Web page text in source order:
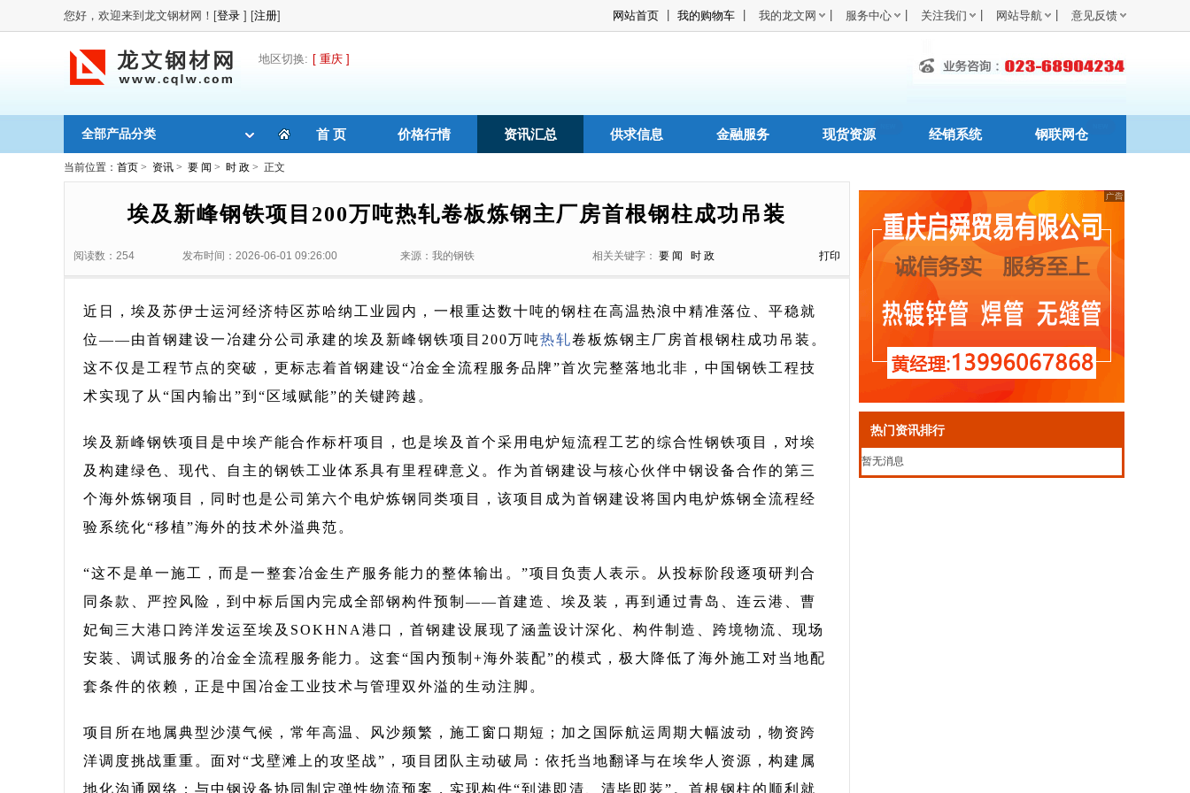
您好，欢迎来到龙文钢材网！[登录 ] [注册] 网站首页 我的购物车 我的龙文网 服务中心 关注我们 网站导航 意见反馈
地区切换: [ 重庆 ]
全部产品分类 首 页 价格行情 资讯汇总 供求信息 金融服务 现货资源 经销系统 钢联网仓
当前位置： 首页 > 资讯 > 要 闻 > 时 政 > 正文
埃及新峰钢铁项目200万吨热轧卷板炼钢主厂房首根钢柱成功吊装
阅读数：254 发布时间：2026-06-01 09:26:00 来源：我的钢铁 相关关键字： 要 闻 时 政 打印
近日，埃及苏伊士运河经济特区苏哈纳工业园内，一根重达数十吨的钢柱在高温热浪中精准落位、平稳就
位——由首钢建设一冶建分公司承建的埃及新峰钢铁项目200万吨热轧卷板炼钢主厂房首根钢柱成功吊装。
这不仅是工程节点的突破，更标志着首钢建设“冶金全流程服务品牌”首次完整落地北非，中国钢铁工程技
术实现了从“国内输出”到“区域赋能”的关键跨越。
埃及新峰钢铁项目是中埃产能合作标杆项目，也是埃及首个采用电炉短流程工艺的综合性钢铁项目，对埃
及构建绿色、现代、自主的钢铁工业体系具有里程碑意义。作为首钢建设与核心伙伴中钢设备合作的第三
个海外炼钢项目，同时也是公司第六个电炉炼钢同类项目，该项目成为首钢建设将国内电炉炼钢全流程经
验系统化“移植”海外的技术外溢典范。
“这不是单一施工，而是一整套冶金生产服务能力的整体输出。”项目负责人表示。从投标阶段逐项研判合
同条款、严控风险，到中标后国内完成全部钢构件预制——首建造、埃及装，再到通过青岛、连云港、曹
妃甸三大港口跨洋发运至埃及SOKHNA港口，首钢建设展现了涵盖设计深化、构件制造、跨境物流、现场
安装、调试服务的冶金全流程服务能力。这套“国内预制+海外装配”的模式，极大降低了海外施工对当地配
套条件的依赖，正是中国冶金工业技术与管理双外溢的生动注脚。
项目所在地属典型沙漠气候，常年高温、风沙频繁，施工窗口期短；加之国际航运周期大幅波动，物资跨
洋调度挑战重重。面对“戈壁滩上的攻坚战”，项目团队主动破局：依托当地翻译与在埃华人资源，构建属
地化沟通网络；与中钢设备协同制定弹性物流预案，实现构件“到港即清、清毕即装”。首根钢柱的顺利就
热门资讯排行
暂无消息